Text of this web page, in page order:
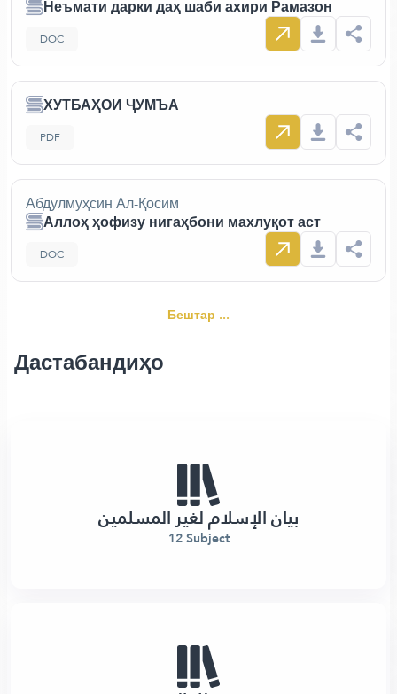
Неъмати дарки даҳ шаби ахири Рамазон
DOC
ХУТБАҲОИ ҶУМЪА
PDF
Абдулмуҳсин Ал-Қосим
Аллоҳ ҳофизу нигаҳбони махлуқот аст
DOC
Бештар ...
Дастабандиҳо
بيان الإسلام لغير المسلمين
12 Subject